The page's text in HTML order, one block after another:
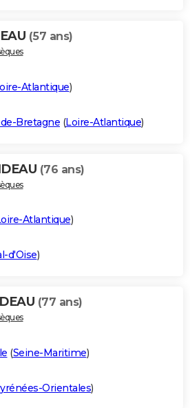
(57 ans)
Atlantique)
Bretagne (Loire-Atlantique)
(76 ans)
Atlantique)
d'Oise)
(77 ans)
(Seine-Maritime)
Orientales)